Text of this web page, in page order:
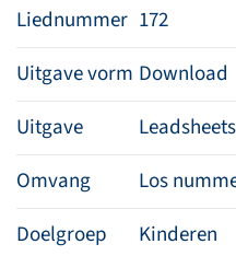
Liednummer 172
Uitgave vorm Download
Uitgave
Leadsheets
Omvang
Los
Doelgroep
Kinderen